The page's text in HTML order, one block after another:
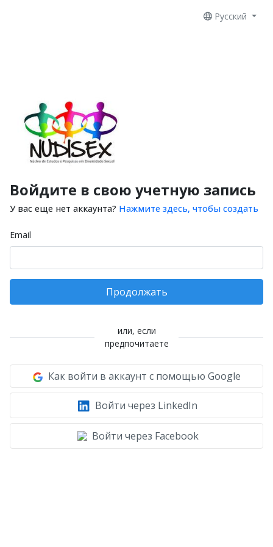
Русский
Войдите в свою учетную запись
У вас еще нет аккаунта? Нажмите здесь, чтобы создать
Email
Продолжать
или, если
предпочитаете
Как войти в аккаунт с помощью Google
Войти через LinkedIn
Войти через Facebook